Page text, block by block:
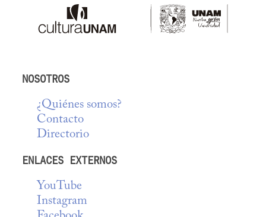
NOSOTROS
¿Quiénes somos?
Contacto
Directorio
ENLACES EXTERNOS
YouTube
Instagram